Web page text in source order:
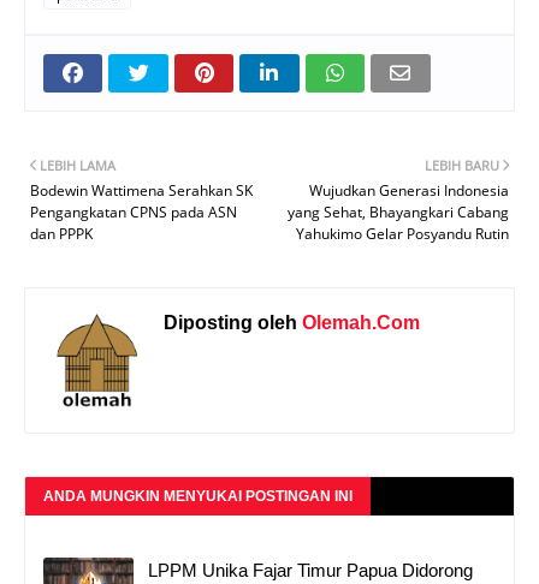
LEBIH BARU
Wujudkan Generasi Indonesia
yang Sehat, Bhayangkari Cabang
Yahukimo Gelar Posyandu Rutin
LEBIH LAMA
Bodewin Wattimena Serahkan SK
Pengangkatan CPNS pada ASN
dan PPPK
Diposting oleh Olemah.Com
ANDA MUNGKIN MENYUKAI POSTINGAN INI
LPPM Unika Fajar Timur Papua Didorong